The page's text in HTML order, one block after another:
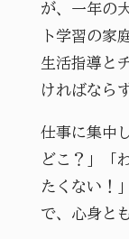
が、一年の
ト学習の家
生活指導と
ければなら
仕事に集中
どこ？」「
たくない！
で、心身と